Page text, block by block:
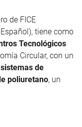
de FICE
tiene como
Tecnológicos
Circular, con un
de
poliuretano, un